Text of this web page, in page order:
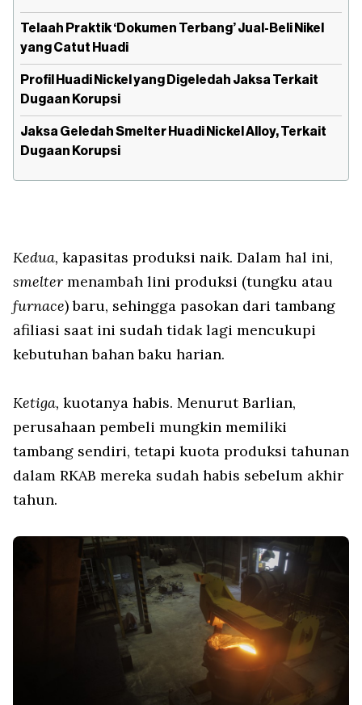
Telaah Praktik ‘Dokumen Terbang’ Jual-Beli Nikel
yang Catut Huadi
Profil Huadi Nickel yang Digeledah Jaksa Terkait
Dugaan Korupsi
Jaksa Geledah Smelter Huadi Nickel Alloy, Terkait
Dugaan Korupsi
Kedua, kapasitas produksi naik. Dalam hal ini,
smelter menambah lini produksi (tungku atau
furnace) baru, sehingga pasokan dari tambang
afiliasi saat ini sudah tidak lagi mencukupi
kebutuhan bahan baku harian.
Ketiga, kuotanya habis. Menurut Barlian,
perusahaan pembeli mungkin memiliki
tambang sendiri, tetapi kuota produksi tahunan
dalam RKAB mereka sudah habis sebelum akhir
tahun.